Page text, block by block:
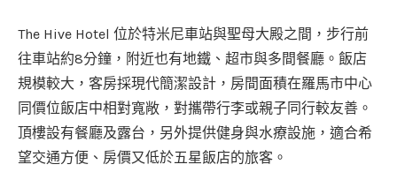
The Hive Hotel 位於特米尼車站與聖母大殿之間，步行前
往車站約8分鐘，附近也有地鐵、超市與多間餐廳。飯店
規模較大，客房採現代簡潔設計，房間面積在羅馬市中心
同價位飯店中相對寬敞，對攜帶行李或親子同行較友善。
頂樓設有餐廳及露台，另外提供健身與水療設施，適合希
望交通方便、房價又低於五星飯店的旅客。